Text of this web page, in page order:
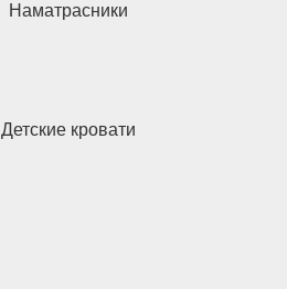
Наматрасники
Детские кровати